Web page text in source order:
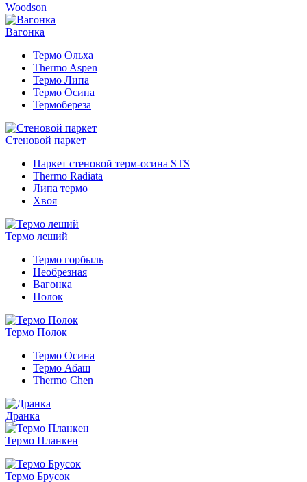
Woodson
Вагонка
Термо Ольха
Thermo Aspen
Термо Липа
Термо Осина
Термобереза
Стеновой паркет
Паркет стеновой терм-осина STS
Thermo Radiata
Липа термо
Хвоя
Термо леший
Термо горбыль
Необрезная
Вагонка
Полок
Термо Полок
Термо Осина
Термо Абаш
Thermo Chen
Дранка
Термо Планкен
Термо Брусок